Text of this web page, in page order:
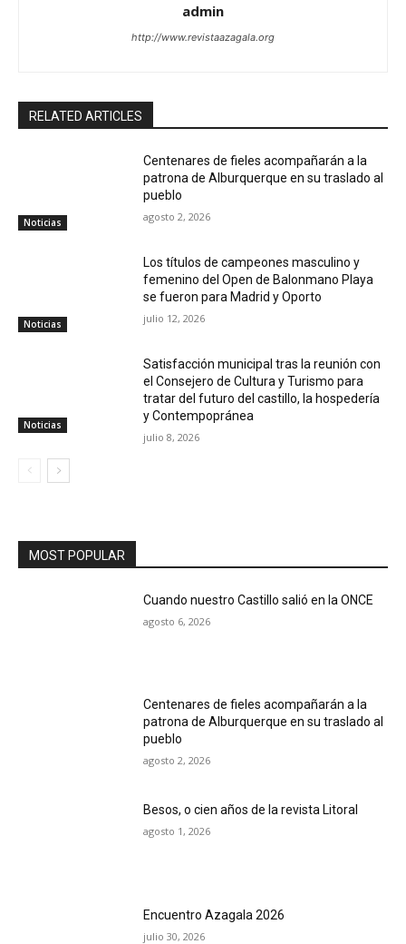
admin
http://www.revistaazagala.org
RELATED ARTICLES
Noticias
Centenares de fieles acompañarán a la
patrona de Alburquerque en su traslado al
pueblo
agosto 2, 2026
Noticias
Los títulos de campeones masculino y
femenino del Open de Balonmano Playa
se fueron para Madrid y Oporto
julio 12, 2026
Noticias
Satisfacción municipal tras la reunión con
el Consejero de Cultura y Turismo para
tratar del futuro del castillo, la hospedería
y Contempopránea
julio 8, 2026
MOST POPULAR
Cuando nuestro Castillo salió en la ONCE
agosto 6, 2026
Centenares de fieles acompañarán a la
patrona de Alburquerque en su traslado al
pueblo
agosto 2, 2026
Besos, o cien años de la revista Litoral
agosto 1, 2026
Encuentro Azagala 2026
julio 30, 2026